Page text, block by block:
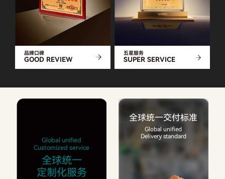
品牌口碑
GOOD REVIEW
五星服务
SUPER SERVICE
Global unified
Customized service
全球统一
定制化服务
全球统一交付标准
Global unified
Delivery standard